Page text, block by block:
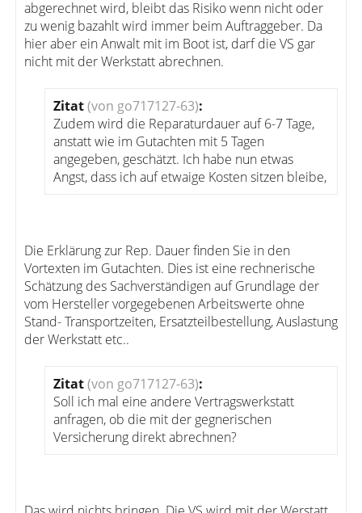
abgerechnet wird, bleibt das Risiko wenn nicht oder
zu wenig bazahlt wird immer beim Auftraggeber. Da
hier aber ein Anwalt mit im Boot ist, darf die VS gar
nicht mit der Werkstatt abrechnen.
Zitat(von go717127-63):
Zudem wird die Reparaturdauer auf 6-7 Tage,
anstatt wie im Gutachten mit 5 Tagen
angegeben, geschätzt. Ich habe nun etwas
Angst, dass ich auf etwaige Kosten sitzen bleibe,
Die Erklärung zur Rep. Dauer finden Sie in den
Vortexten im Gutachten. Dies ist eine rechnerische
Schätzung des Sachverständigen auf Grundlage der
vom Hersteller vorgegebenen Arbeitswerte ohne
Stand- Transportzeiten, Ersatzteilbestellung, Auslastung
der Werkstatt etc..
Zitat(von go717127-63):
Soll ich mal eine andere Vertragswerkstatt
anfragen, ob die mit der gegnerischen
Versicherung direkt abrechnen?